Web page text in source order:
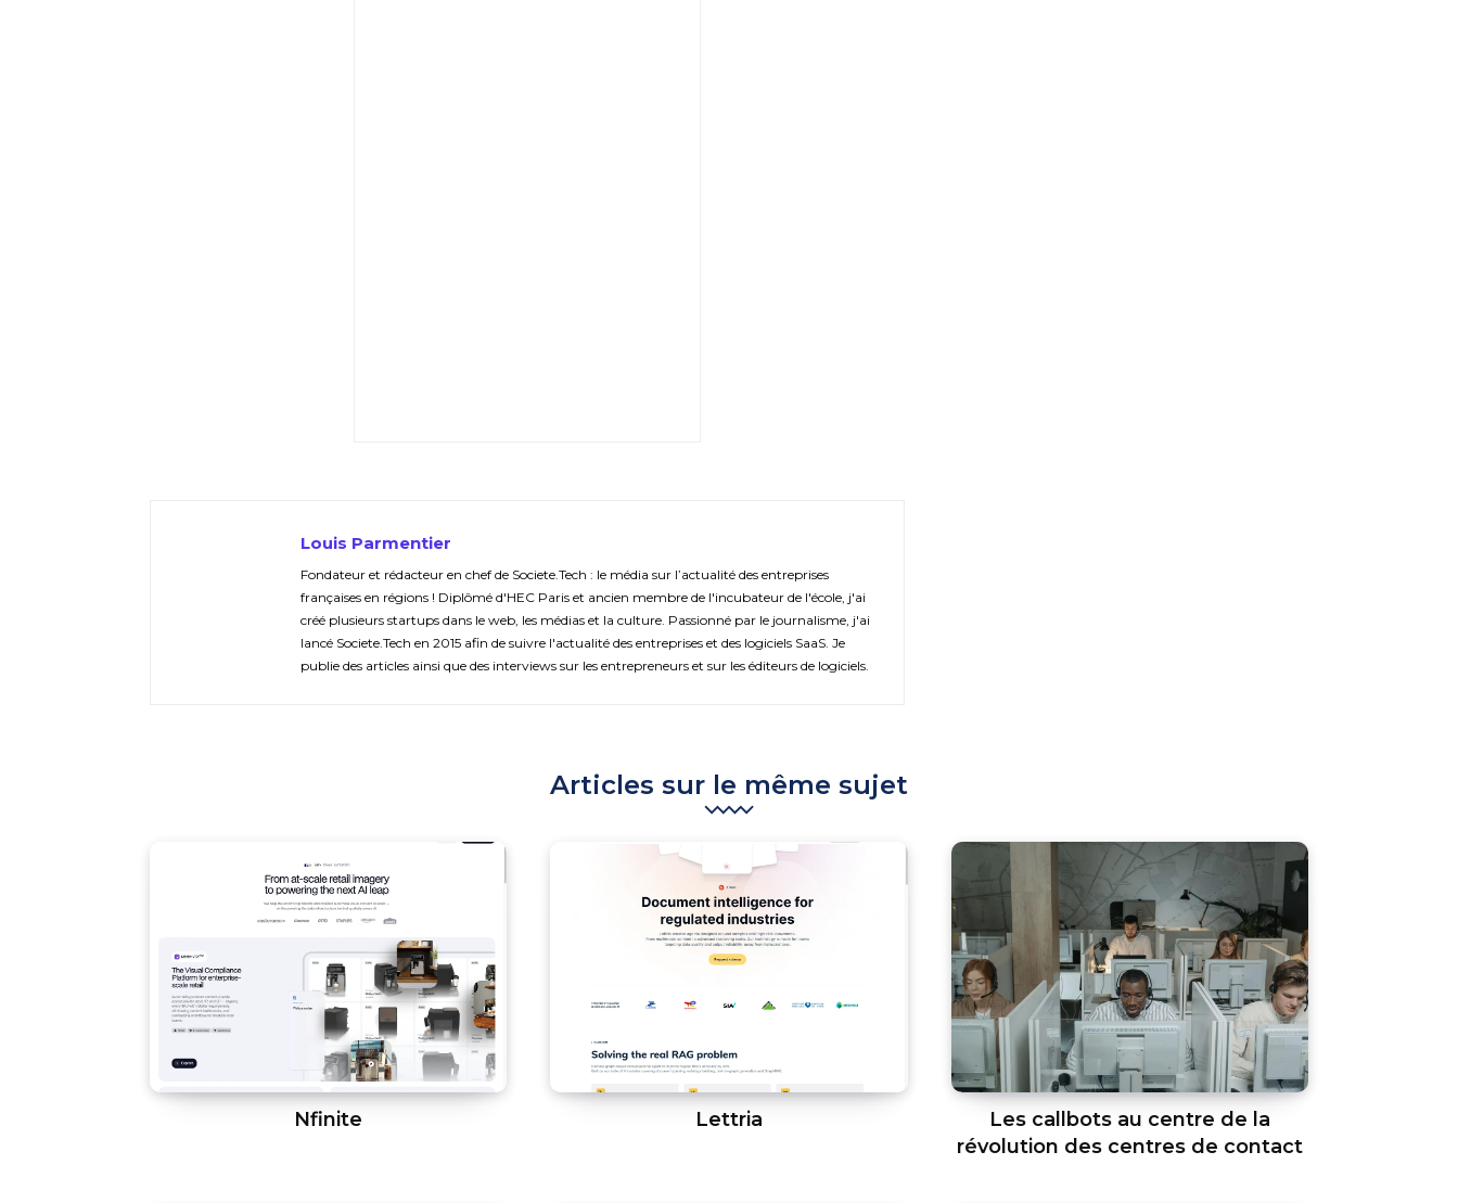
Louis Parmentier
Fondateur et rédacteur en chef de Societe.Tech : le média sur l’actualité des entreprises
françaises en régions ! Diplômé d'HEC Paris et ancien membre de l'incubateur de l'école, j'ai
créé plusieurs startups dans le web, les médias et la culture. Passionné par le journalisme, j'ai
lancé Societe.Tech en 2015 afin de suivre l'actualité des entreprises et des logiciels SaaS. Je
publie des articles ainsi que des interviews sur les entrepreneurs et sur les éditeurs de logiciels.
Articles sur le même sujet
Nfinite Lettria
Les callbots au centre de la
révolution des centres de contact